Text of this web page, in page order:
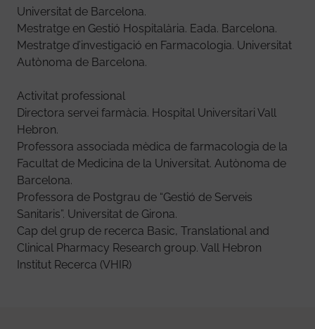
Universitat de Barcelona.
Mestratge en Gestió Hospitalària. Eada. Barcelona.
Mestratge d’investigació en Farmacologia. Universitat
Autònoma de Barcelona.
Activitat professional
Directora servei farmàcia. Hospital Universitari Vall
Hebron.
Professora associada mèdica de farmacologia de la
Facultat de Medicina de la Universitat. Autònoma de
Barcelona.
Professora de Postgrau de “Gestió de Serveis
Sanitaris”. Universitat de Girona.
Cap del grup de recerca Basic, Translational and
Clinical Pharmacy Research group. Vall Hebron
Institut Recerca (VHIR)